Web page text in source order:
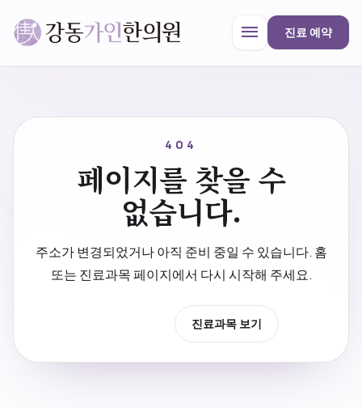
menu 진료 예약
한의원 안내
진료과목
404
페이지를 찾을 수
없습니다.
주소가 변경되었거나 아직 준비 중일 수 있습니다. 홈
또는 진료과목 페이지에서 다시 시작해 주세요.
진료과목 보기